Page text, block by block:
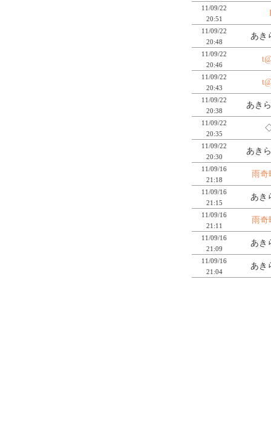
11/09/22
20:51
11/09/22
20:48
あき
11/09/22
20:46
11/09/22
20:43
11/09/22
20:38
あき
11/09/22
20:35
11/09/22
20:30
あき
11/09/16
21:18
雨奇
11/09/16
21:15
あき
11/09/16
21:11
雨奇
11/09/16
21:09
あき
11/09/16
21:04
あき